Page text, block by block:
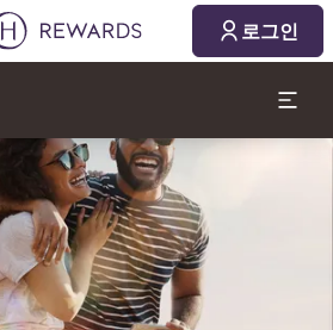
로그인
08. 09.